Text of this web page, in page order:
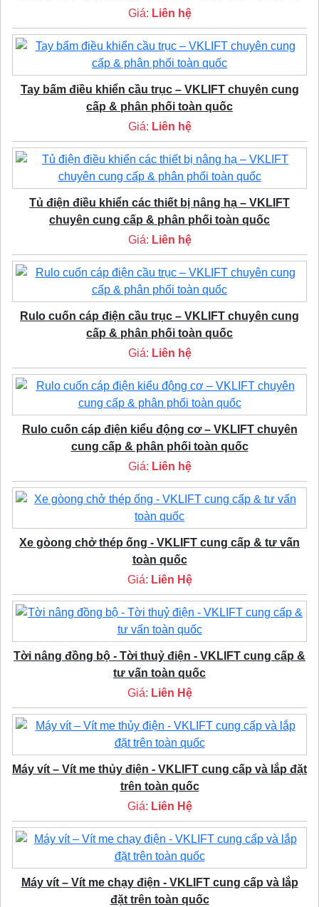
Giá: Liên hệ
Tay bấm điều khiển cầu trục – VKLIFT chuyên cung
cấp & phân phối toàn quốc
Giá: Liên hệ
Tủ điện điều khiển các thiết bị nâng hạ – VKLIFT
chuyên cung cấp & phân phối toàn quốc
Giá: Liên hệ
Rulo cuốn cáp điện cầu trục – VKLIFT chuyên cung
cấp & phân phối toàn quốc
Giá: Liên hệ
Rulo cuốn cáp điện kiểu động cơ – VKLIFT chuyên
cung cấp & phân phối toàn quốc
Giá: Liên hệ
Xe gòong chở thép ống - VKLIFT cung cấp & tư vấn
toàn quốc
Giá: Liên Hệ
Tời nâng đồng bộ - Tời thuỷ điện - VKLIFT cung cấp &
tư vấn toàn quốc
Giá: Liên Hệ
Máy vít – Vít me thủy điện - VKLIFT cung cấp và lắp đặt
trên toàn quốc
Giá: Liên Hệ
Máy vít – Vít me chạy điện - VKLIFT cung cấp và lắp
đặt trên toàn quốc